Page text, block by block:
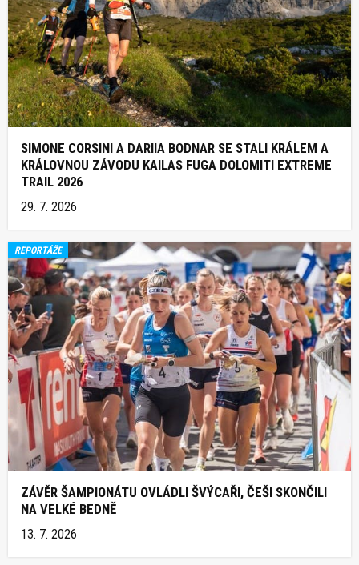
SIMONE CORSINI A DARIIA BODNAR SE STALI KRÁLEM A
KRÁLOVNOU ZÁVODU KAILAS FUGA DOLOMITI EXTREME
TRAIL 2026
29. 7. 2026
REPORTÁŽE
ZÁVĚR ŠAMPIONÁTU OVLÁDLI ŠVÝCAŘI, ČEŠI SKONČILI
NA VELKÉ BEDNĚ
13. 7. 2026